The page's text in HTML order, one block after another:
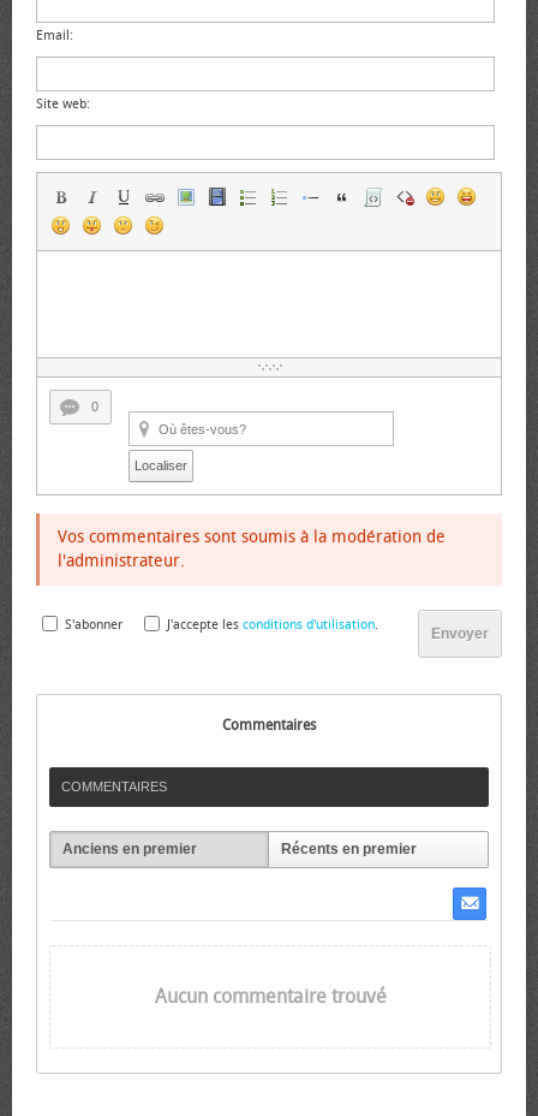
Email:
Site web:
0
Localiser
Vos commentaires sont soumis à la modération de
l'administrateur.
Envoyer
S'abonner J'accepte les conditions d'utilisation.
Commentaires
COMMENTAIRES
Anciens en premier Récents en premier
Aucun commentaire trouvé